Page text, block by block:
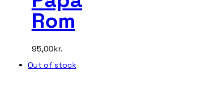
Rom
95,00kr.
Out of stock